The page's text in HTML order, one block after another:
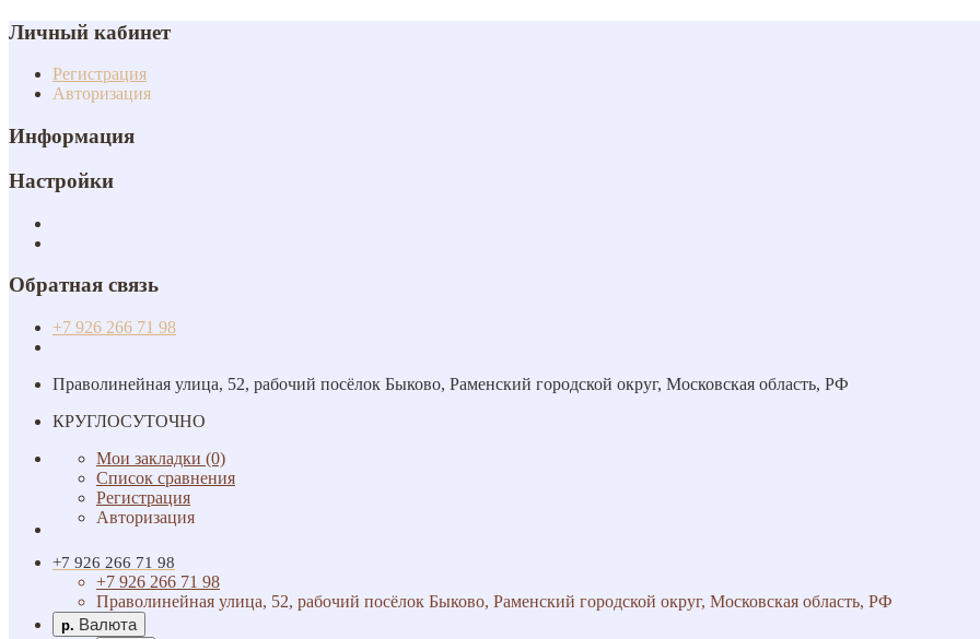
Личный кабинет
Регистрация
Авторизация
Информация
Настройки
Обратная связь
+7 926 266 71 98
Праволинейная улица, 52, рабочий посёлок Быково, Раменский городской округ, Московская область, РФ
КРУГЛОСУТОЧНО
Мои закладки (0)
Список сравнения
Регистрация
Авторизация
+7 926 266 71 98
+7 926 266 71 98
Праволинейная улица, 52, рабочий посёлок Быково, Раменский городской округ, Московская область, РФ
р. Валюта